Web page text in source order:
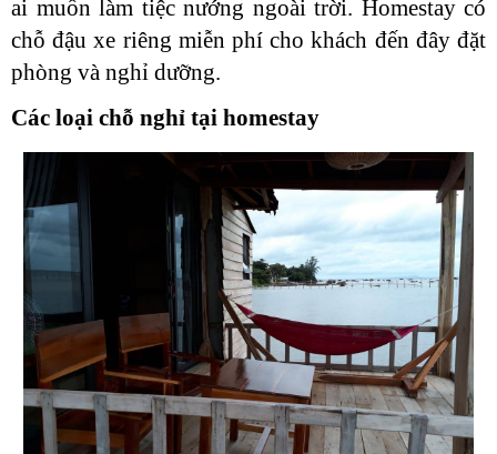
ai muốn làm tiệc nướng ngoài trời. Homestay có
chỗ đậu xe riêng miễn phí cho khách đến đây đặt
phòng và nghỉ dưỡng.
Các loại chỗ nghỉ tại homestay